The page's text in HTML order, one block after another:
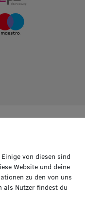
Benz
von diesen sind
Website und deine
zu den von uns
als Nutzer findest du